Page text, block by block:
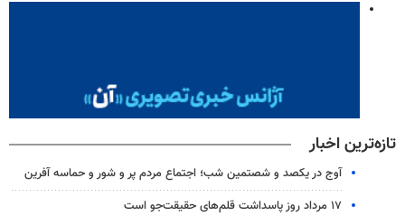
تازه‌ترین اخبار
آوج در یکصد و شصتمین شب؛ اجتماع مردم پر و شور و حماسه آفرین
۱۷ مرداد روز پاسداشت قلم‌های حقیقت‌جو است